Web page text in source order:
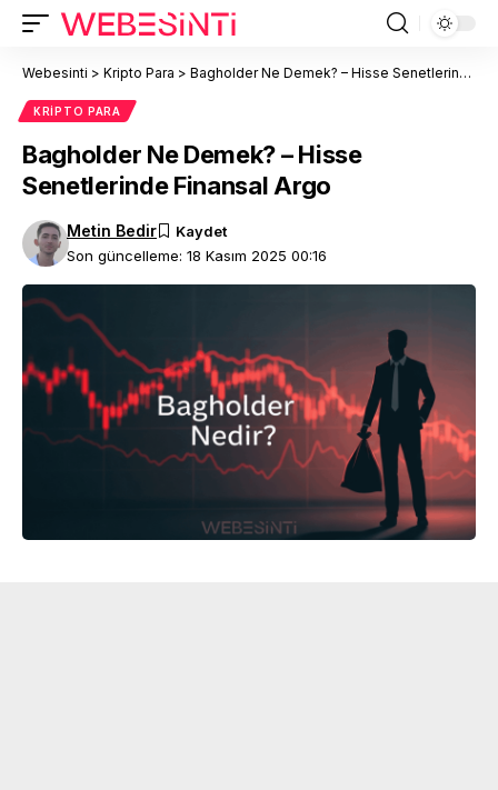
Webesinti > Kripto Para > Bagholder Ne Demek? – Hisse Senetlerinde Finansal Argo
KRIPTO PARA
Bagholder Ne Demek? – Hisse
Senetlerinde Finansal Argo
Son güncelleme: 18 Kasım 2025 00:16
Metin Bedir